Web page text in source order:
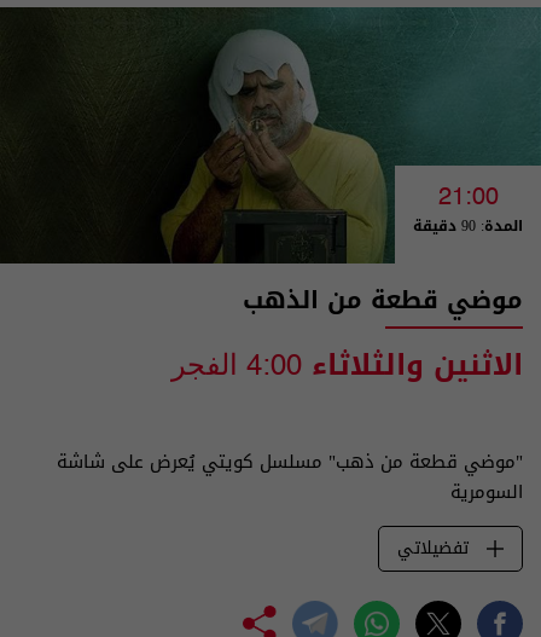
21:00
المدة: 90 دقيقة
موضي قطعة من الذهب
الاثنين والثلاثاء 4:00 الفجر
"موضي قطعة من ذهب" مسلسل كويتي يُعرض على شاشة
السومرية
تفضيلاتي